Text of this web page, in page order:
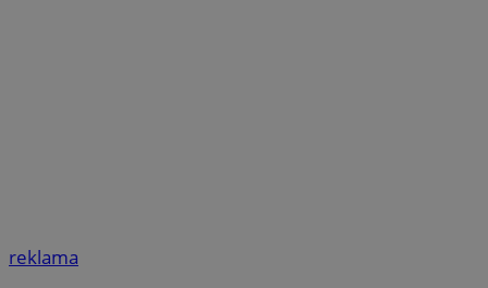
reklama